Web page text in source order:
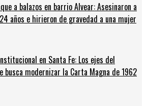
a balazos en barrio Alvear: Asesinaron a
años e hirieron de gravedad a una mujer
en Santa Fe: Los ejes del
busca modernizar la Carta Magna de 1962